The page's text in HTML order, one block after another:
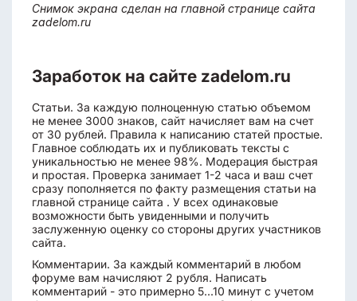
Снимок экрана сделан на главной странице сайта
zadelom.ru
Заработок на сайте zadelom.ru
Статьи. За каждую полноценную статью объемом
не менее 3000 знаков, сайт начисляет вам на счет
от 30 рублей. Правила к написанию статей простые.
Главное соблюдать их и публиковать тексты с
уникальностью не менее 98%. Модерация быстрая
и простая. Проверка занимает 1-2 часа и ваш счет
сразу пополняется по факту размещения статьи на
главной странице сайта . У всех одинаковые
возможности быть увиденными и получить
заслуженную оценку со стороны других участников
сайта.
Комментарии. За каждый комментарий в любом
форуме вам начисляют 2 рубля. Написать
комментарий - это примерно 5...10 минут с учетом